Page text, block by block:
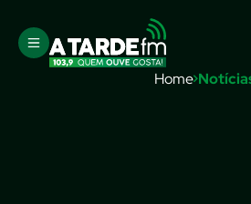
Home